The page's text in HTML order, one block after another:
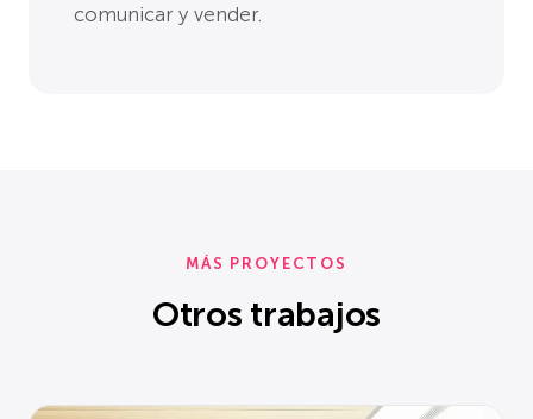
comunicar y vender.
MÁS PROYECTOS
Otros trabajos